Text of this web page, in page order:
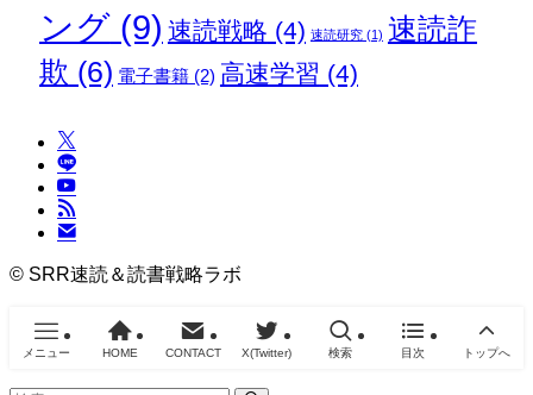
ング(9) 速読戦略 (4) 速読研究(1) 速読詐
欺 (6) 電子書籍(2) 高速学習 (4)
© SRR速読＆読書戦略ラボ
メニュー HOME CONTACT X(Twitter) 検索 目次 トップへ